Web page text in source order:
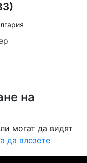
на
могат да видят
да влезете